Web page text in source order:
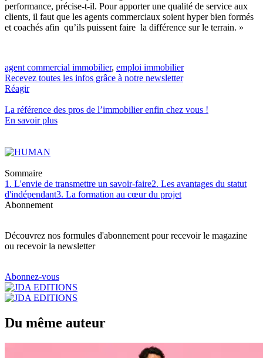
performance, précise-t-il. Pour apporter une qualité de service aux
clients, il faut que les agents commerciaux soient hyper bien formés
et coachés afin qu’ils puissent faire la différence sur le terrain. »
agent commercial immobilier, emploi immobilier
Recevez toutes les infos grâce à notre newsletter
Réagir
La référence des pros de l’immobilierenfin chez vous !
En savoir plus
Sommaire
1. L'envie de transmettre un savoir-faire2. Les avantages du statut
d'indépendant3. La formation au cœur du projet
Abonnement
Découvrez nos formules d'abonnement pour recevoir le magazine
ou recevoir la newsletter
Abonnez-vous
Du même auteur